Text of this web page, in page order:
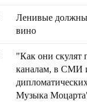
Ленивые должны
вино
"Как они скулят
каналам, в СМИ
Музыка